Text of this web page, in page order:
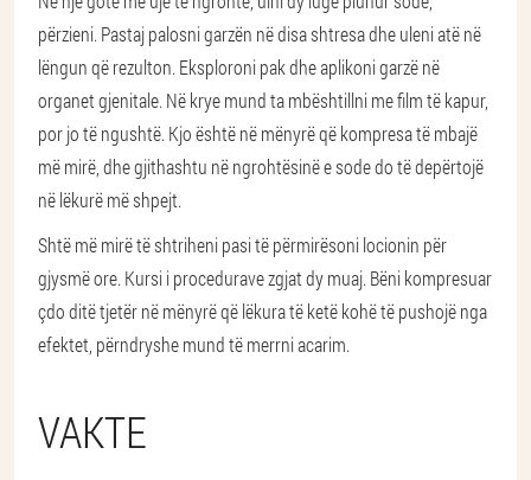
përzieni. Pastaj palosni garzën në disa shtresa dhe uleni atë në
lëngun që rezulton. Eksploroni pak dhe aplikoni garzë në
organet gjenitale. Në krye mund ta mbështillni me film të kapur,
por jo të ngushtë. Kjo është në mënyrë që kompresa të mbajë
më mirë, dhe gjithashtu në ngrohtësinë e sode do të depërtojë
në lëkurë më shpejt.
Shtë më mirë të shtriheni pasi të përmirësoni locionin për
gjysmë ore. Kursi i procedurave zgjat dy muaj. Bëni kompresuar
çdo ditë tjetër në mënyrë që lëkura të ketë kohë të pushojë nga
efektet, përndryshe mund të merrni acarim.
VAKTE